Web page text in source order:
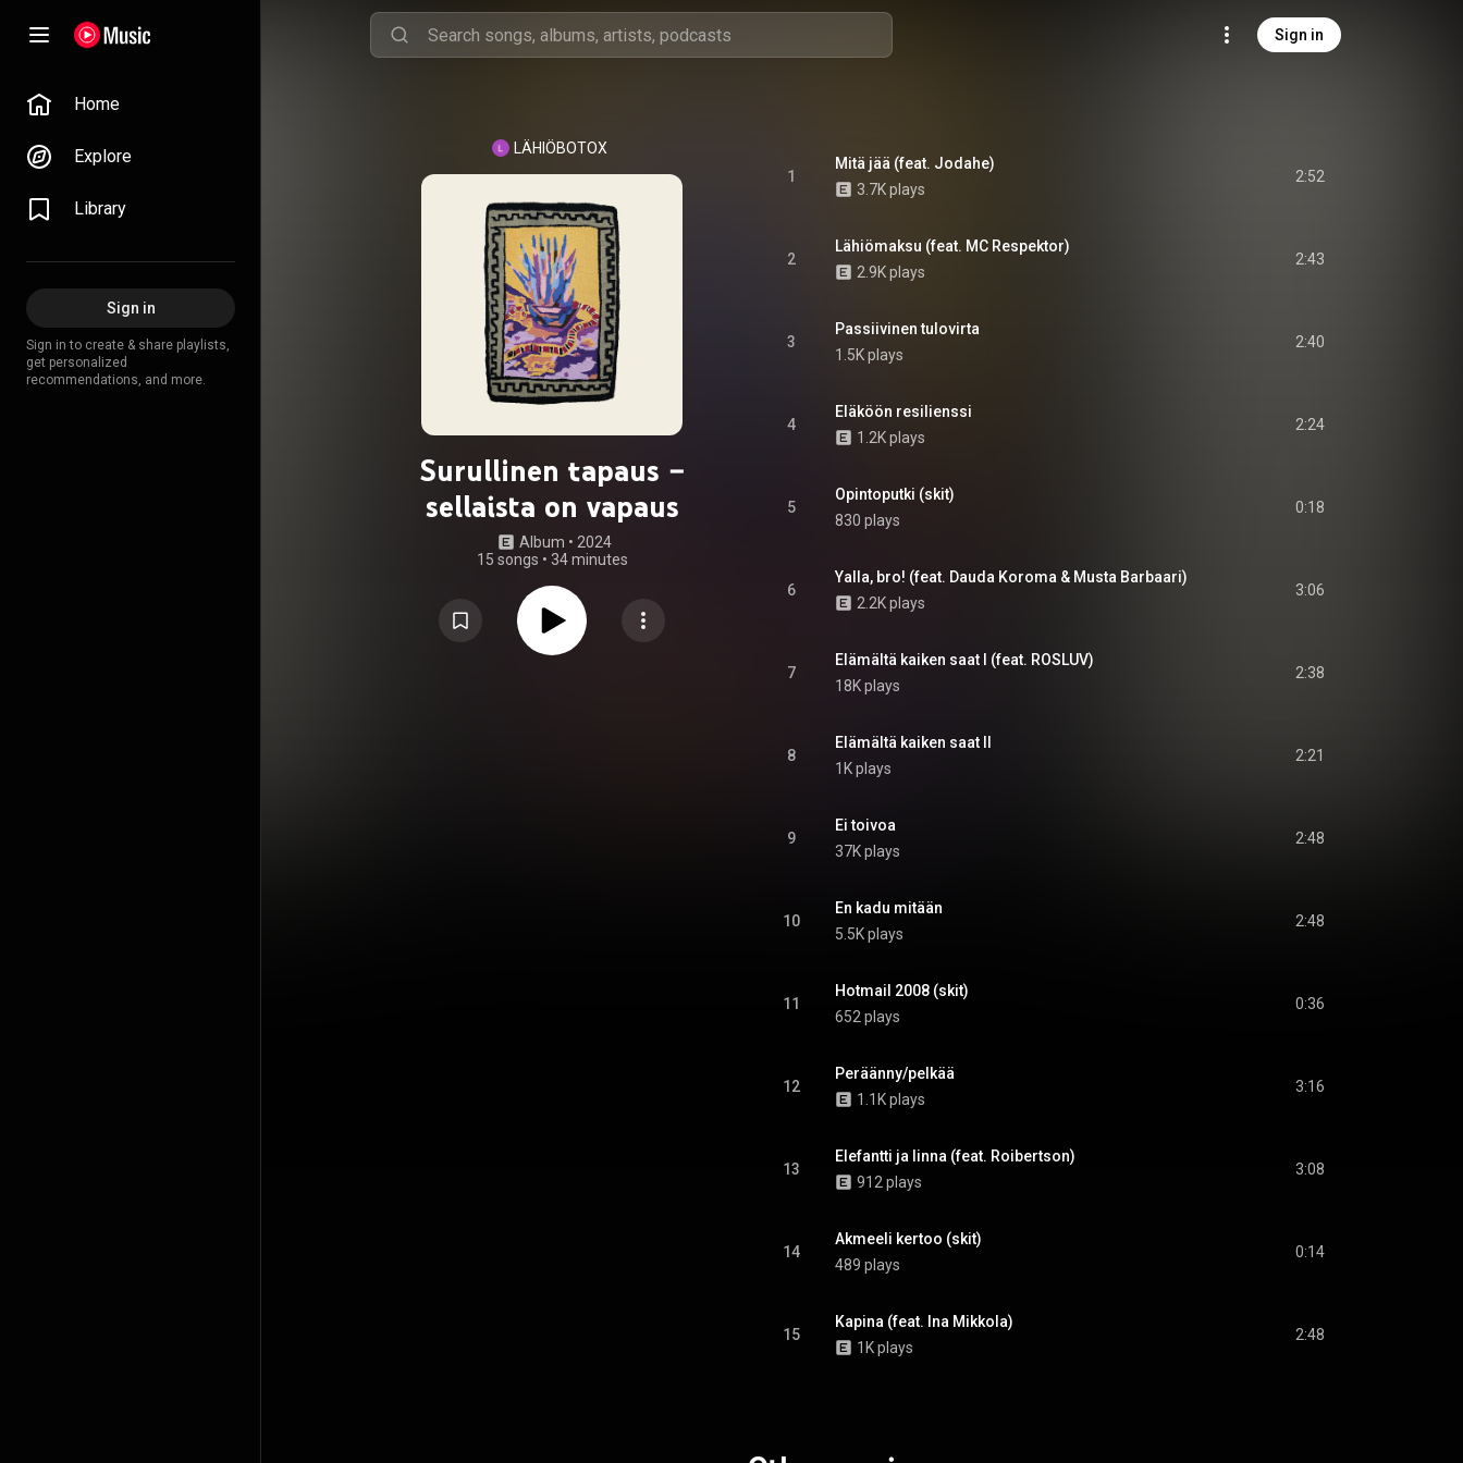
Sign in
Home
Explore
Library
Sign in
Sign in to create & share playlists,
get personalized
recommendations, and more.
LÄHIÖBOTOX
Surullinen tapaus –
sellaista on vapaus
Album • 2024
15 songs • 34 minutes
1
Mitä jää (feat. Jodahe)
3.7K plays
2:52
2
Lähiömaksu (feat. MC Respektor)
2.9K plays
2:43
3
Passiivinen tulovirta
1.5K plays
2:40
4
Eläköön resilienssi
1.2K plays
2:24
5
Opintoputki (skit)
830 plays
0:18
6
Yalla, bro! (feat. Dauda Koroma & Musta Barbaari)
2.2K plays
3:06
7
Elämältä kaiken saat I (feat. ROSLUV)
18K plays
2:38
8
Elämältä kaiken saat II
1K plays
2:21
9
Ei toivoa
37K plays
2:48
10
En kadu mitään
5.5K plays
2:48
11
Hotmail 2008 (skit)
652 plays
0:36
12
Peräänny/pelkää
1.1K plays
3:16
13
Elefantti ja linna (feat. Roibertson)
912 plays
3:08
14
Akmeeli kertoo (skit)
489 plays
0:14
15
Kapina (feat. Ina Mikkola)
1K plays
2:48